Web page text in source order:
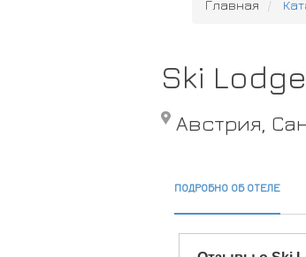
Главная
Ski
Австрия,
ПОДРОБНО ОБ ОТЕЛЕ